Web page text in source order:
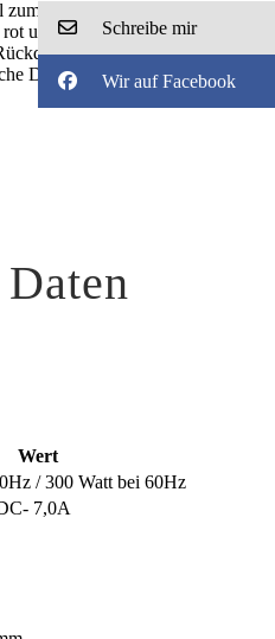
E 300 ist die Farbgebung.
und die Außenteile sind
eine andere Form. Lt.
Daten) liefert er eine max.
Wert
/ 300 Watt bei 60Hz
7,0A
Schreibe mir
Wir auf Facebook